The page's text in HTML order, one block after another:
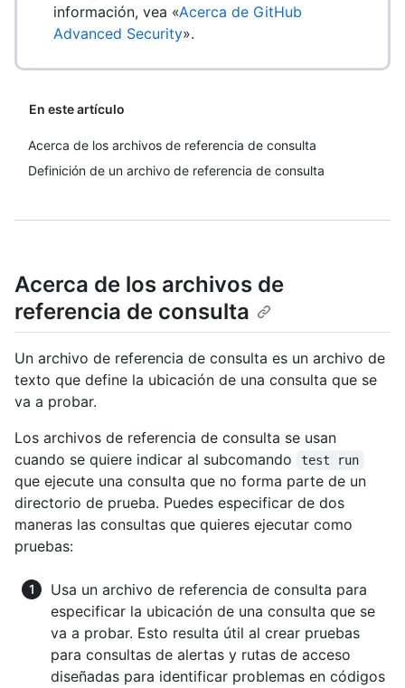
información, vea «Acerca de GitHub
Advanced Security».
En este artículo
Acerca de los archivos de referencia de consulta
Definición de un archivo de referencia de consulta
Acerca de los archivos de
referencia de consulta
Un archivo de referencia de consulta es un archivo de
texto que define la ubicación de una consulta que se
va a probar.
Los archivos de referencia de consulta se usan
cuando se quiere indicar al subcomando
test run
que ejecute una consulta que no forma parte de un
directorio de prueba. Puedes especificar de dos
maneras las consultas que quieres ejecutar como
pruebas:
Usa un archivo de referencia de consulta para
especificar la ubicación de una consulta que se
va a probar. Esto resulta útil al crear pruebas
para consultas de alertas y rutas de acceso
diseñadas para identificar problemas en códigos